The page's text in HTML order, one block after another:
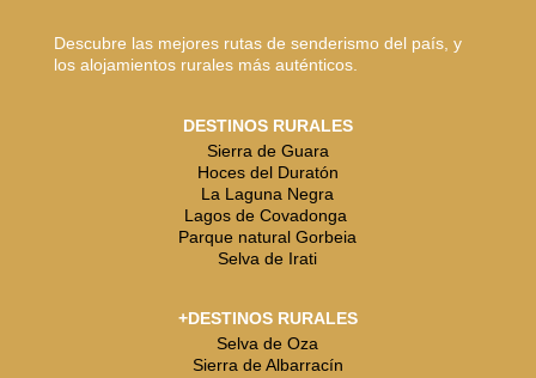
Descubre las mejores rutas de senderismo del país, y
los alojamientos rurales más auténticos.
DESTINOS RURALES
Sierra de Guara
Hoces del Duratón
La Laguna Negra
Lagos de Covadonga
Parque natural Gorbeia
Selva de Irati
+DESTINOS RURALES
Selva de Oza
Sierra de Albarracín